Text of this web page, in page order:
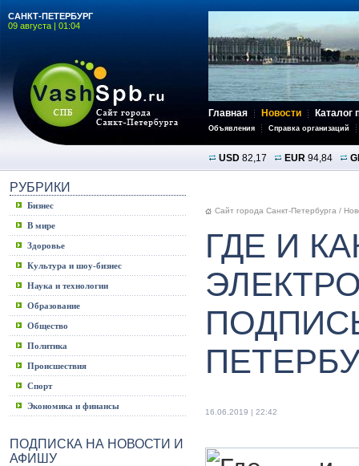
САНКТ-ПЕТЕРБУРГ
09 августа | 01:04
Главная Новости Каталог
Объявления Справка организаций
USD 82,17 EUR 94,84
РУБРИКИ
Бизнес
В мире
Здоровье
Культура и шоу-бизнес
Наука и технологии
Образование
Общество
Политика
Происшествия
Спорт
Экономика и финансы
ПОДПИСКА НА НОВОСТИ И
АФИШУ
Сайт города Санкт-Петербурга /
ГДЕ И
16.06.2019 | 22:42